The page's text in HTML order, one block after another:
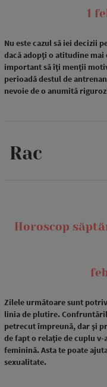
1
Nu este cazul să iei decizii
dacă adopți o atitudine
important să îți menții
perioadă destul de
nevoie de o anumită
Rac
Horoscop
Zilele următoare sunt
linia de plutire.
petrecut împreună, dar și
de fapt o relație de cuplu
feminină. Asta te poate
sexualitate.